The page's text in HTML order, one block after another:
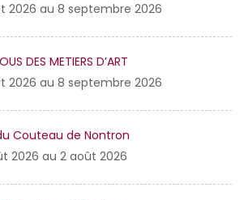
2026 au 8 septembre 2026
DES METIERS D’ART
2026 au 8 septembre 2026
Couteau de Nontron
2026 au 2 août 2026